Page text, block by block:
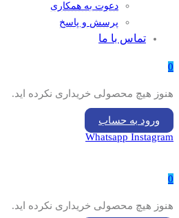
دعوت به همکاری
پرسش و پاسخ
تماس با ما
0
هنوز هیچ محصولی خریداری نکرده اید.
ورود به حساب
Whatsapp Instagram
0
هنوز هیچ محصولی خریداری نکرده اید.